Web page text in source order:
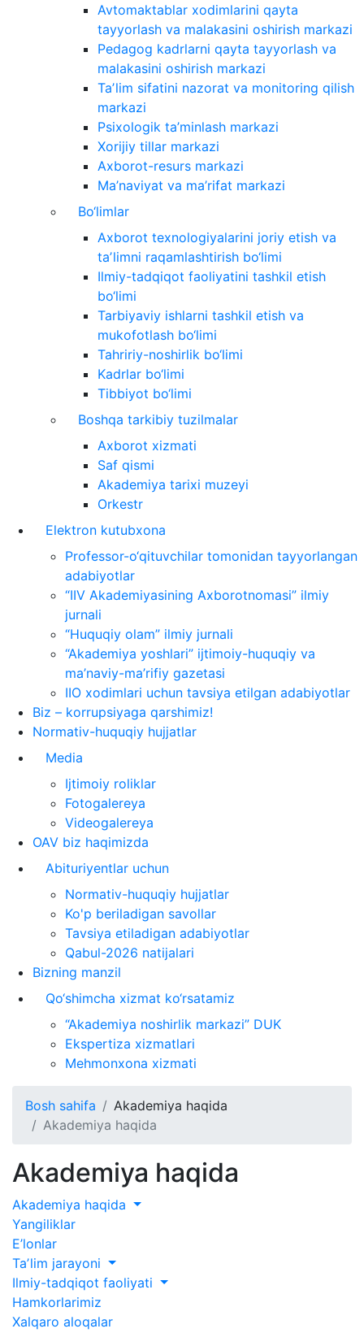
Avtomaktablar xodimlarini qayta
tayyorlash va malakasini oshirish markazi
Pedagog kadrlarni qayta tayyorlash va
malakasini oshirish markazi
Taʼlim sifatini nazorat va monitoring qilish
markazi
Psixologik ta’minlash markazi
Xorijiy tillar markazi
Axborot-resurs markazi
Ma’naviyat va ma’rifat markazi
Bo‘limlar
Axborot texnologiyalarini joriy etish va
taʼlimni raqamlashtirish bo‘limi
Ilmiy-tadqiqot faoliyatini tashkil etish
bo‘limi
Tarbiyaviy ishlarni tashkil etish va
mukofotlash bo‘limi
Tahririy-noshirlik bo‘limi
Kadrlar bo‘limi
Tibbiyot bo‘limi
Boshqa tarkibiy tuzilmalar
Axborot xizmati
Saf qismi
Akademiya tarixi muzeyi
Orkestr
Elektron kutubxona
Professor-o‘qituvchilar tomonidan tayyorlangan
adabiyotlar
“IIV Akademiyasining Axborotnomasi” ilmiy
jurnali
“Huquqiy olam” ilmiy jurnali
“Akademiya yoshlari” ijtimoiy-huquqiy va
ma’naviy-ma’rifiy gazetasi
IIO xodimlari uchun tavsiya etilgan adabiyotlar
Biz – korrupsiyaga qarshimiz!
Normativ-huquqiy hujjatlar
Media
Ijtimoiy roliklar
Fotogalereya
Videogalereya
OAV biz haqimizda
Abituriyentlar uchun
Normativ-huquqiy hujjatlar
Ko'p beriladigan savollar
Tavsiya etiladigan adabiyotlar
Qabul-2026 natijalari
Bizning manzil
Qo‘shimcha xizmat ko‘rsatamiz
“Akademiya noshirlik markazi” DUK
Ekspertiza xizmatlari
Mehmonxona xizmati
Bosh sahifa
Akademiya haqida
Akademiya haqida
Akademiya haqida
Akademiya haqida
Yangiliklar
E’lonlar
Taʼlim jarayoni
Ilmiy-tadqiqot faoliyati
Hamkorlarimiz
Xalqaro aloqalar